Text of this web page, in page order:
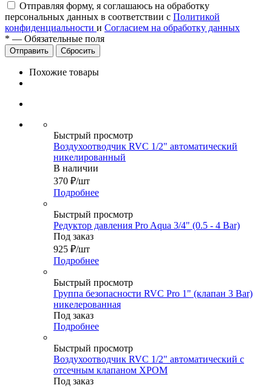
Отправляя форму, я соглашаюсь на обработку
персональных данных в соответствии с Политикой
конфиденциальности и Согласием на обработку данных
* — Обязательные поля
Сбросить
Похожие товары
Быстрый просмотр
Воздухоотводчик RVC 1/2" автоматический
никелированный
В наличии
370 ₽/шт
Подробнее
Быстрый просмотр
Редуктор давления Pro Aqua 3/4" (0.5 - 4 Bar)
Под заказ
925 ₽/шт
Подробнее
Быстрый просмотр
Группа безопасности RVC Pro 1" (клапан 3 Bar)
никелерованная
Под заказ
Подробнее
Быстрый просмотр
Воздухоотводчик RVC 1/2" автоматический с
отсечным клапаном ХРОМ
Под заказ